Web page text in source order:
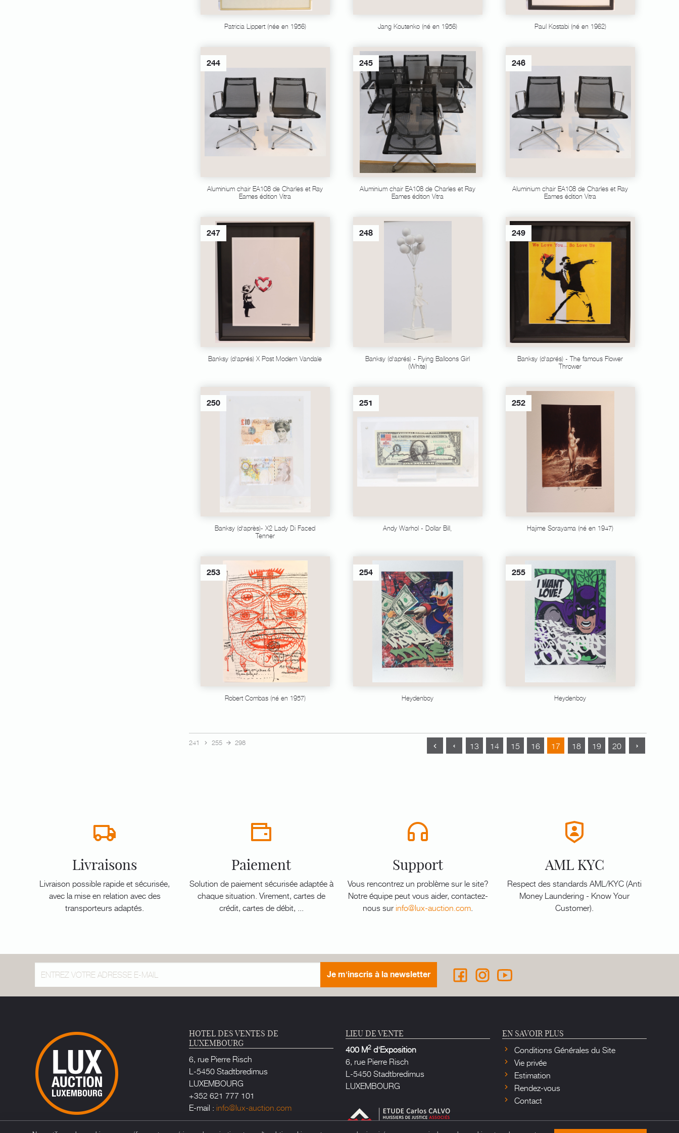
Patricia Lippert (née en 1956) Jang Koutenko (né en 1956) Paul Kostabi (né en 1962)
244
Aluminium chair EA108 de Charles et Ray
Eames édition Vitra
245
Aluminium chair EA108 de Charles et Ray
Eames édition Vitra
246
Aluminium chair EA108 de Charles et Ray
Eames édition Vitra
247
Banksy (d'aprés) X Post Modern Vandale
248
Banksy (d'aprés) - Flying Balloons Girl
(White)
249
Banksy (d'aprés) - The famous Flower
Thrower
250
Banksy (d'après)- X2 Lady Di Faced
Tenner
251
Andy Warhol - Dollar Bill,
252
Hajime Sorayama (né en 1947)
253
Robert Combas (né en 1957)
254
Heydenboy
255
Heydenboy
241 255 298 13 14 15 16 17 18 19 20
Livraisons
Livraison possible rapide et sécurisée,
avec la mise en relation avec des
transporteurs adaptés.
Paiement
Solution de paiement sécurisée adaptée à
chaque situation. Virement, cartes de
crédit, cartes de débit, ...
Support
Vous rencontrez un problème sur le site?
Notre équipe peut vous aider, contactez-
nous surinfo@lux-auction.com
AML KYC
Respect des standards AML/KYC (Anti
Money Laundering - Know Your
Customer).
Je m'inscris à la newsletter
HOTEL DES VENTES DE
LUXEMBOURG
6, rue Pierre Risch
L-5450 Stadtbredimus
LUXEMBOURG
+352 621 777 101
E-mail : info@lux-auction.com
LIEU DE VENTE
400 M2 d'Exposition
6, rue Pierre Risch
L-5450 Stadtbredimus
LUXEMBOURG
EN SAVOIR PLUS
Conditions Générales du Site
Vie privée
Estimation
Rendez-vous
Contact